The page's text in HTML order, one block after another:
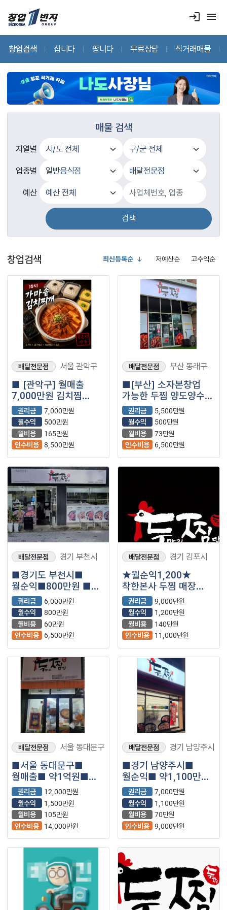
login menu
창업검색 삽니다 팝니다 무료상담 직거래매물
매물 검색
지열별
업종별
예산
검색
창업검색 최신등록순 저예산순 고수익순
배달전문점 서울 관악구
■ [관악구] 월매출
7,000만원 김치찜
배달전문점｜
프랜차이즈 창업 매물
권리금
7,000만원
월수익
500만원
월비용
165만원
인수비용 8,500만원
배달전문점 부산 동래구
■[부산] 소자본창업
가능한 두찜 양도양수
창업 매물 (프랜차이즈/
찜닭)
권리금
5,500만원
월수익
500만원
월비용
73만원
인수비용
6,500만원
배달전문점 경기 부천시
■경기도 부천시■
월순익■800만원 ■
두찜 매장나왔습니다.
권리금
6,000만원
월수익
800만원
월비용
60만원
인수비용
6,500만원
배달전문점 경기 김포시
★월순익1,200★
착한본사 두찜 매장
저렴한 권리에
나왔습니다.
권리금
9,000만원
월수익
1,200만원
월비용
140만원
인수비용
11,000만원
배달전문점 서울 동대문구
■서울 동대문구■
월매출■ 약1억원■
두찜 매장나왔습니다.
권리금
12,000만원
월수익
1,500만원
월비용
105만원
인수비용
14,000만원
배달전문점 경기 남양주시
■경기 남양주시■
월순익■ 약1,100만원
■두찜 매장나왔습니다.
권리금
7,000만원
월수익
1,100만원
월비용
70만원
인수비용 9,000만원